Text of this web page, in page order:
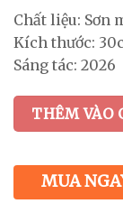
Chất liệu: Sơn
Kích thước:
Sáng tác: 2026
THÊM VÀO
MUA